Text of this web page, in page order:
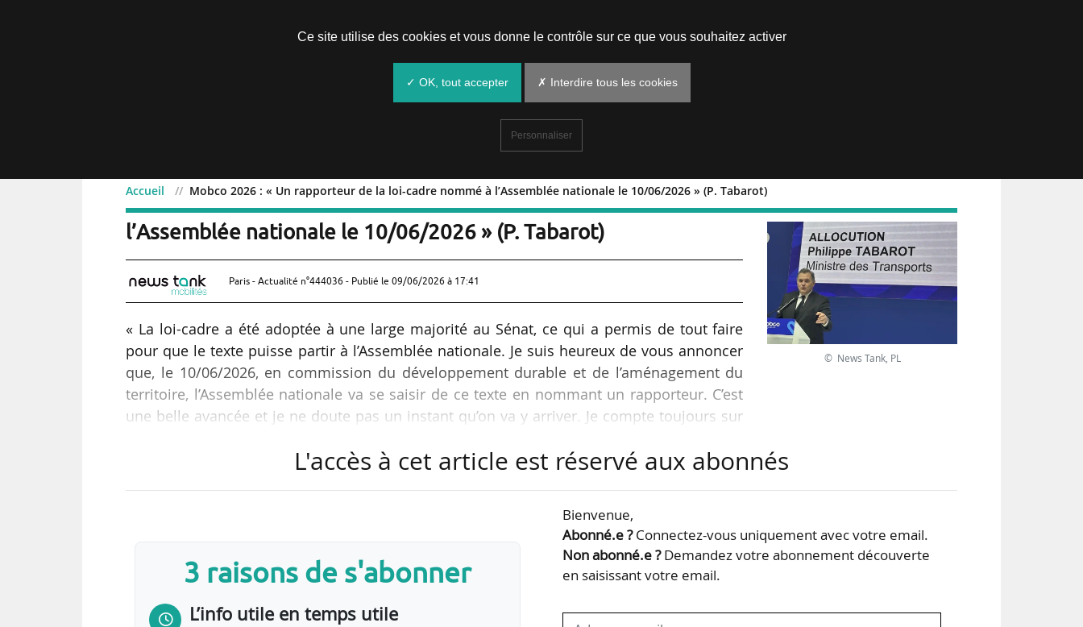
Accueil Mobco 2026 : « Un rapporteur de la loi-cadre nommé à l’Assemblée nationale le 10/06/2026 » (P. Tabarot)
Mobco 2026 : « Un rapporteur de la loi-cadre nommé à
l’Assemblée nationale le 10/06/2026 » (P. Tabarot)
Paris - Actualité n°444036 - Publié le 09/06/2026 à 17:41
« La loi-cadre a été adoptée à une large majorité au Sénat, ce qui a permis de tout faire
pour que le texte puisse partir à l’Assemblée nationale. Je suis heureux de vous annoncer
que, le 10/06/2026, en commission du développement durable et de l’aménagement du
territoire, l’Assemblée nationale va se saisir de ce texte en nommant un rapporteur. C’est
une belle avancée et je ne doute pas un instant qu’on va y arriver. Je compte toujours sur
besoin », déclare Philippe Tabarot, ministre des Transports, le 09/06/2026.
« J’ai signé hier une déclaration très…
© News Tank, PL
L'accès à cet article est réservé aux abonnés
3 raisons de s'abonner
L’info utile en temps utile
Bienvenue,
Abonné.e ?Connectez-vous uniquement avec votre email.
Non abonné.e ?Demandez votre abonnement découverte
en saisissant votre email.
Ce site utilise des cookies et vous donne le contrôle sur ce que vous souhaitez activer
✓ OK, tout accepter ✗ Interdire tous les cookies
Personnaliser